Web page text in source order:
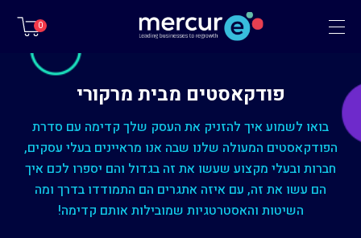
תפריט 0
פודקאסטים מבית מרקורי
בואו לשמוע איך להזניק את העסק שלך קדימה עם סדרת
הפודקאסטים המעולה שלנו שבה אנו מראיינים בעלי עסקים,
חברות ובעלי מקצוע שעשו את זה בגדול והם יספרו לכם איך
הם עשו את זה, עם איזה אתגרים הם התמודדו בדרך ומה
השיטות והאסטרטגיות שמובילות אותם קדימה!